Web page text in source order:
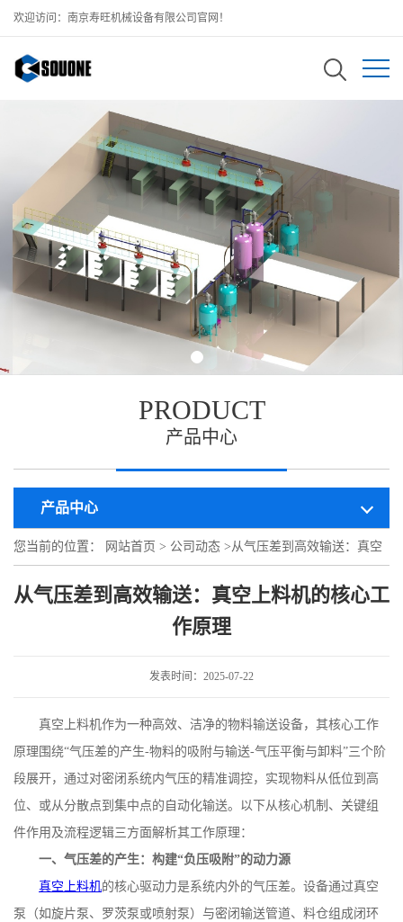
欢迎访问：南京寿旺机械设备有限公司官网！
PRODUCT
产品中心
产品中心
您当前的位置： 网站首页 > 公司动态 >从气压差到高效输送：真空
上料机的核心工作原理
从气压差到高效输送：真空上料机的核心工
作原理
发表时间：2025-07-22
真空上料机作为一种高效、洁净的物料输送设备，其核心工作
原理围绕“气压差的产生-物料的吸附与输送-气压平衡与卸料”三个阶
段展开，通过对密闭系统内气压的精准调控，实现物料从低位到高
位、或从分散点到集中点的自动化输送。以下从核心机制、关键组
件作用及流程逻辑三方面解析其工作原理：
一、气压差的产生：构建“负压吸附”的动力源
真空上料机的核心驱动力是系统内外的气压差。设备通过真空
泵（如旋片泵、罗茨泵或喷射泵）与密闭输送管道、料仓组成闭环